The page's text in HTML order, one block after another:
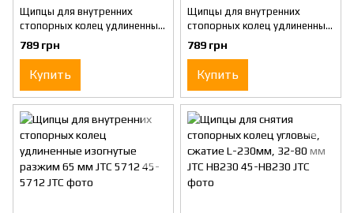
Щипцы для внутренних
стопорных колец удлиненные
изогнутые сжатие 65 мм JTC
789 грн
Купить
Щипцы для внутренних
стопорных колец удлиненные
прямые разжим 75 мм JTC
789 грн
Купить